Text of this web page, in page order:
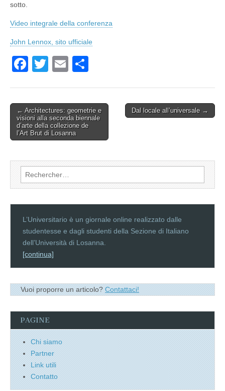
sotto.
Video integrale della conferenza
John Lennox, sito ufficiale
F
e
b
o
o
k
T
er
E
g
er
Post
navigation
← Architectures: geometrie e
visioni alla seconda biennale
d’arte della collezione de
l’Art Brut di Losanna
Dal locale all’universale→
Rechercher :
L’Universitario è un giornale online realizzato dalle
studentesse e dagli studenti della Sezione di Italiano
dell’Università di Losanna.
[continua]
Vuoi proporre un articolo? Contattaci!
PAGINE
Chi siamo
Partner
Link utili
Contatto